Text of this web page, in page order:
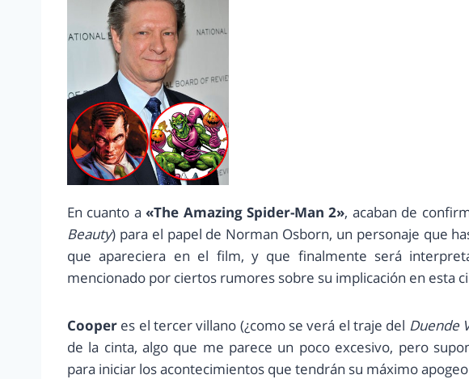
En cuanto a«The Amazing Spider-Man 2», acaban de
Beauty) para el papel de Norman Osborn, un personaje que
que apareciera en el film, y que finalmente será
mencionado por ciertos rumores sobre su implicación en esta
Cooper es el tercer villano (¿como se verá el traje del Duende
de la cinta, algo que me parece un poco excesivo, pero
para iniciar los acontecimientos que tendrán su máximo